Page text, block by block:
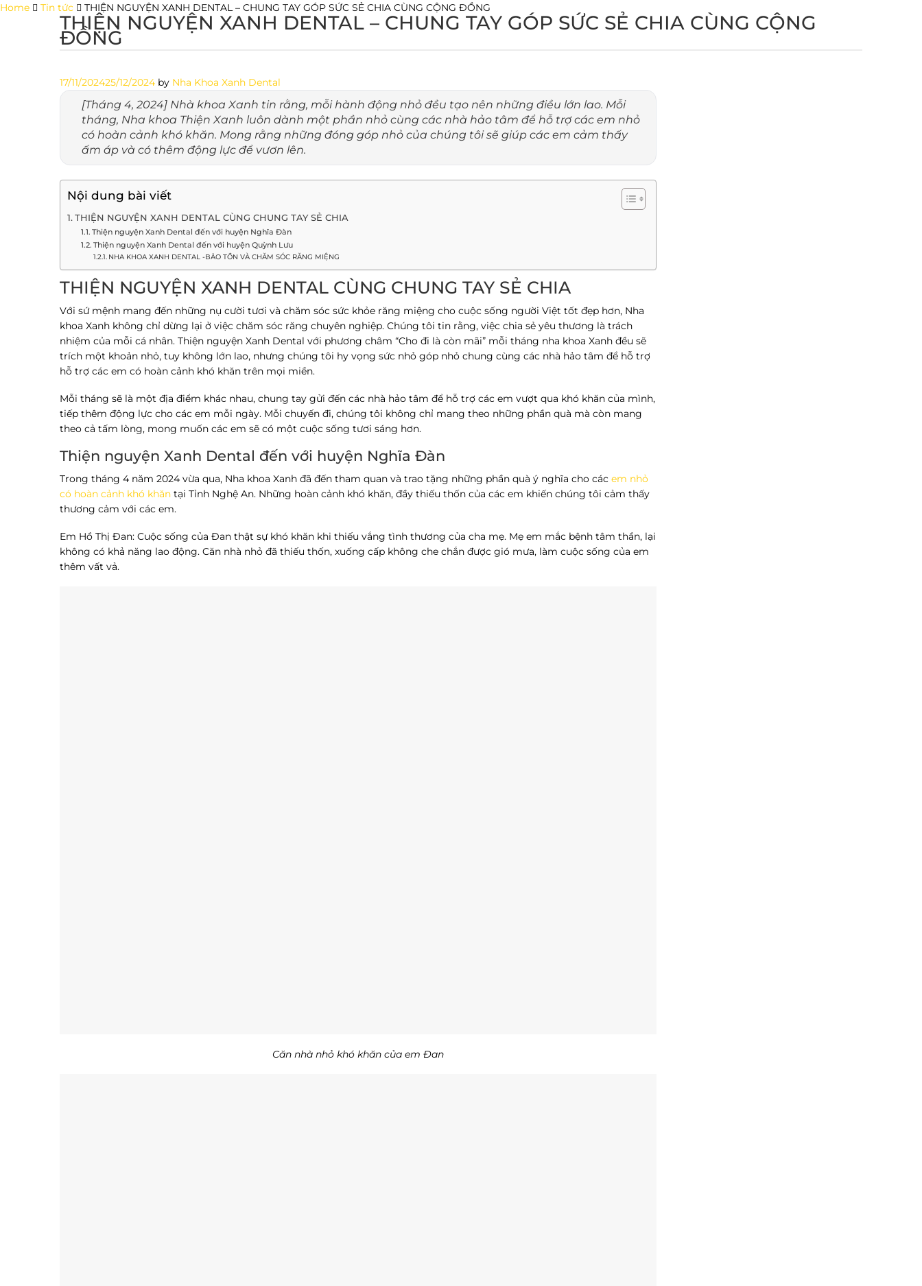
Skip
Home Tin tức THIỆN NGUYỆN XANH DENTAL – CHUNG TAY GÓP SỨC SẺ CHIA CÙNG CỘNG ĐỒNG
THIỆN NGUYỆN XANH DENTAL – CHUNG TAY GÓP SỨC SẺ CHIA CÙNG CỘNG
ĐỒNG
17/11/202425/12/2024 by Nha Khoa Xanh Dental
[Tháng 4, 2024] Nhà khoa Xanh tin rằng, mỗi hành động nhỏ đều tạo nên những điều lớn lao. Mỗi
tháng, Nha khoa Thiện Xanh luôn dành một phần nhỏ cùng các nhà hảo tâm để hỗ trợ các em nhỏ
có hoàn cảnh khó khăn. Mong rằng những đóng góp nhỏ của chúng tôi sẽ giúp các em cảm thấy
ấm áp và có thêm động lực để vươn lên.
Nội dung bài viết
THIỆN NGUYỆN XANH DENTAL CÙNG CHUNG TAY SẺ CHIA
Thiện nguyện Xanh Dental đến với huyện Nghĩa Đàn
Thiện nguyện Xanh Dental đến với huyện Quỳnh Lưu
NHA KHOA XANH DENTAL -BẢO TỒN VÀ CHĂM SÓC RĂNG MIỆNG
THIỆN NGUYỆN XANH DENTAL CÙNG CHUNG TAY SẺ CHIA
Với sứ mệnh mang đến những nụ cười tươi và chăm sóc sức khỏe răng miệng cho cuộc sống người Việt tốt đẹp hơn, Nha
khoa Xanh không chỉ dừng lại ở việc chăm sóc răng chuyên nghiệp. Chúng tôi tin rằng, việc chia sẻ yêu thương là trách
nhiệm của mỗi cá nhân. Thiện nguyện Xanh Dental với phương châm “Cho đi là còn mãi” mỗi tháng nha khoa Xanh đều sẽ
trích một khoản nhỏ, tuy không lớn lao, nhưng chúng tôi hy vọng sức nhỏ góp nhỏ chung cùng các nhà hảo tâm để hỗ trợ
hỗ trợ các em có hoàn cảnh khó khăn trên mọi miền.
Mỗi tháng sẽ là một địa điểm khác nhau, chung tay gửi đến các nhà hảo tâm để hỗ trợ các em vượt qua khó khăn của mình,
tiếp thêm động lực cho các em mỗi ngày. Mỗi chuyến đi, chúng tôi không chỉ mang theo những phần quà mà còn mang
theo cả tấm lòng, mong muốn các em sẽ có một cuộc sống tươi sáng hơn.
Thiện nguyện Xanh Dental đến với huyện Nghĩa Đàn
Trong tháng 4 năm 2024 vừa qua, Nha khoa Xanh đã đến tham quan và trao tặng những phần quà ý nghĩa cho các em nhỏ
có hoàn cảnh khó khăn tại Tỉnh Nghệ An. Những hoàn cảnh khó khăn, đầy thiếu thốn của các em khiến chúng tôi cảm thấy
thương cảm với các em.
Em Hồ Thị Đan: Cuộc sống của Đan thật sự khó khăn khi thiếu vắng tình thương của cha mẹ. Mẹ em mắc bệnh tâm thần, lại
không có khả năng lao động. Căn nhà nhỏ đã thiếu thốn, xuống cấp không che chắn được gió mưa, làm cuộc sống của em
thêm vất vả.
Căn nhà nhỏ khó khăn của em Đan